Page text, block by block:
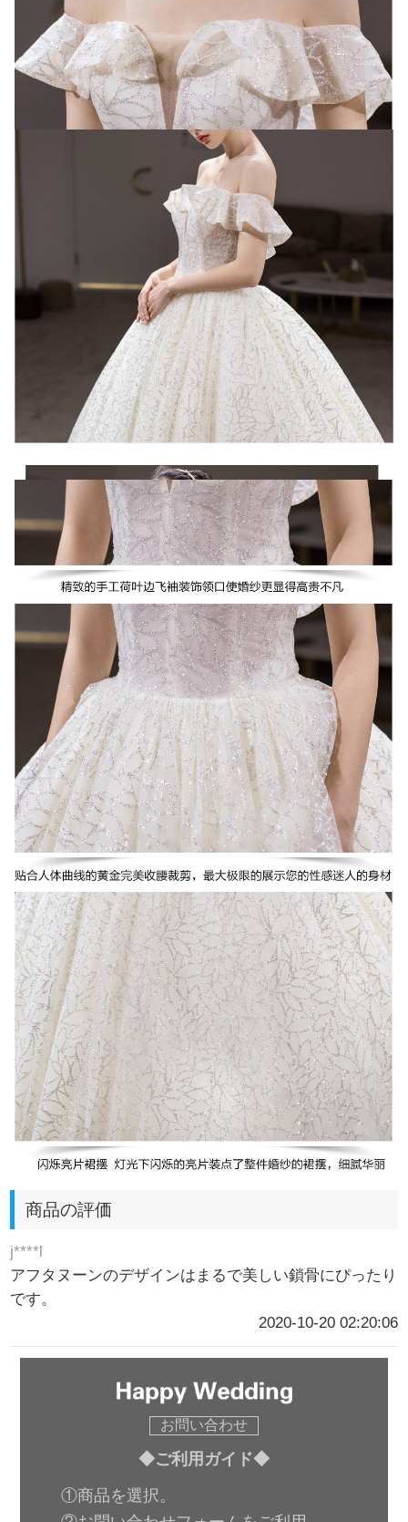
商品の評価
j****l
アフタヌーンのデザインはまるで美しい鎖骨にぴったり
です。
2020-10-20 02:20:06
お問い合わせ
◆ご利用ガイド◆
①商品を選択。